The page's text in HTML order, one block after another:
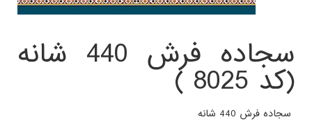
سجاده فرش 440 شانه
(کد 8025 )
سجاده فرش 440 شانه